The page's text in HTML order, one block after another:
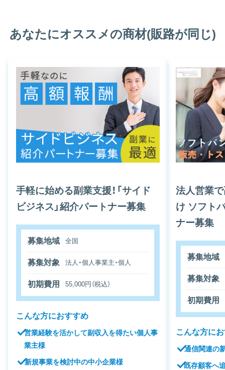
あなたにオススメの商材(販路が同じ)
手軽に始める副業支援！「サイド
ビジネス」紹介パートナー募集
募集地域 全国
募集対象 法人・個人事業主・個人
初期費用 55,000円（税込）
こんな方におすすめ
営業経験を活かして副収入を得たい個人事
業主様
新規事業を検討中の中小企業様
法人営業で
け ソフト
ナー募集
募集地域
募集対象
初期費用
こんな方に
通信関連の
既存顧客へ